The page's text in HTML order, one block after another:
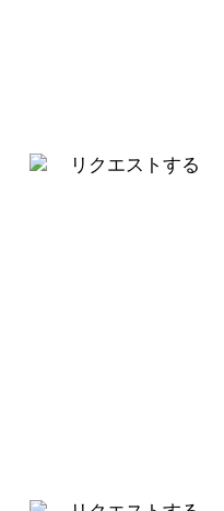
リクエストする